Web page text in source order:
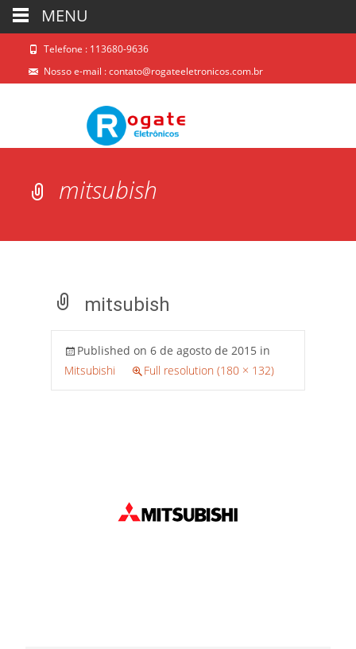
Telefone : 113680-9636
Nosso e-mail :contato@rogateeletronicos.com.br
mitsubish
mitsubish
Published on 6 de agosto de 2015 in
Mitsubishi
Full resolution (180 × 132)
MENU